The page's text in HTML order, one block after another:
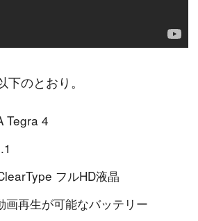
のとおり。
Tegra 4
フルHD液晶
画再生が可能なバッテリー